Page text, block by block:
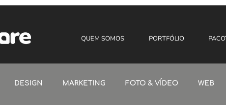
QUEM SOMOS PORTFÓLIO
DESIGN MARKETING FOTO & VÍDEO WEB